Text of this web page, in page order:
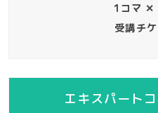
1コマ ✕
受講チ
エキスパート